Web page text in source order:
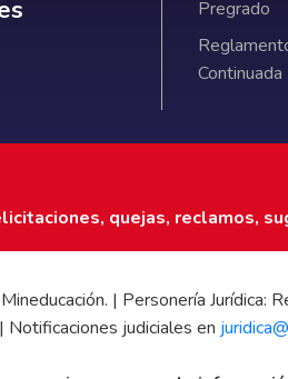
Pregrado
Continuada
quejas, reclamos,
| Personería
Notificaciones judiciales en